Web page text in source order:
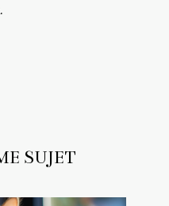
SUJET